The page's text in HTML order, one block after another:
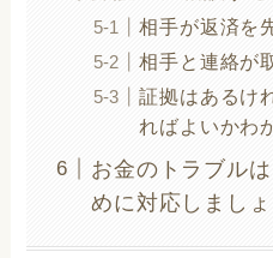
相手が返済を
相手と連絡が
証拠はあるけ
ればよいかわ
お金のトラブル
めに対応しましょ